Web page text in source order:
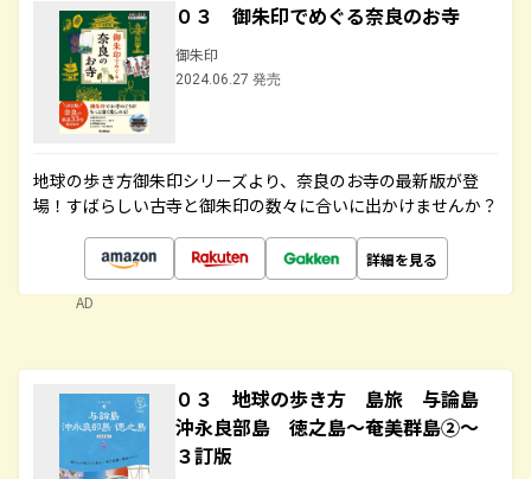
０３ 御朱印でめぐる奈良のお寺
御朱印
2024.06.27 発売
地球の歩き方御朱印シリーズより、奈良のお寺の最新版が登
場！すばらしい古寺と御朱印の数々に合いに出かけませんか？
詳細を見る
AD
０３ 地球の歩き方 島旅 与論島
沖永良部島 徳之島～奄美群島②～
３訂版